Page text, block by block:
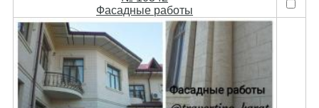
Фасадные работы